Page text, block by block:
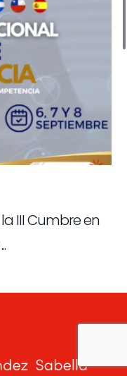
III Cumbre en